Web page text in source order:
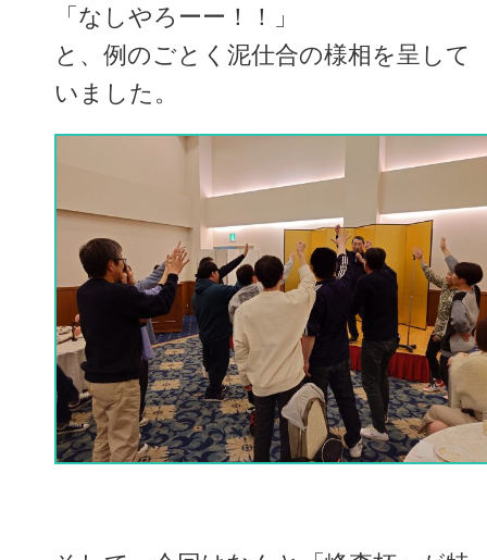
「なしやろーー！！」
と、例のごとく泥仕合の様相を呈して
いました。